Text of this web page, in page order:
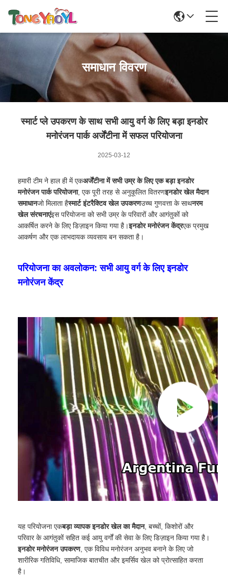
समाधान विवरण
स्मार्ट प्ले उपकरण के साथ सभी आयु वर्ग के लिए बड़ा इनडोर
मनोरंजन पार्क अर्जेंटीना में सफल परियोजना
2025-03-12
हमारी टीम ने हाल ही में एकअर्जेंटीना में सभी उम्र के लिए एक बड़ा इनडोर
मनोरंजन पार्क परियोजना, एक पूरी तरह से अनुकूलित वितरणइनडोर खेल मैदान
समाधानजो मिलाता हैस्मार्ट इंटरैक्टिव खेल उपकरणउच्च गुणवत्ता के साथनरम
खेल संरचनाएंइस परियोजना को सभी उम्र के परिवारों और आगंतुकों को
आकर्षित करने के लिए डिज़ाइन किया गया है।इनडोर मनोरंजन केंद्रएक प्रमुख
आकर्षण और एक लाभदायक व्यवसाय बन सकता है।
परियोजना का अवलोकन: सभी आयु वर्ग के लिए इनडोर
मनोरंजन केंद्र
यह परियोजना एकबड़ा व्यापक इनडोर खेल का मैदान, बच्चों, किशोरों और
परिवार के आगंतुकों सहित कई आयु वर्गों की सेवा के लिए डिज़ाइन किया गया है।
इनडोर मनोरंजन उपकरण, एक विविध मनोरंजन अनुभव बनाने के लिए जो
शारीरिक गतिविधि, सामाजिक बातचीत और इमर्सिव खेल को प्रोत्साहित करता
है।